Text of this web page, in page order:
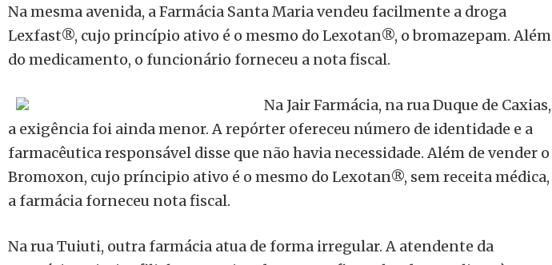
Na mesma avenida, a Farmácia Santa Maria vendeu facilmente a droga
Lexfast®, cujo princípio ativo é o mesmo do Lexotan®, o bromazepam. Além
do medicamento, o funcionário forneceu a nota fiscal.
Na Jair Farmácia, na rua Duque de Caxias,
a exigência foi ainda menor. A repórter ofereceu número de identidade e a
farmacêutica responsável disse que não havia necessidade. Além de vender o
Bromoxon, cujo príncipio ativo é o mesmo do Lexotan®, sem receita médica,
a farmácia forneceu nota fiscal.
Na rua Tuiuti, outra farmácia atua de forma irregular. A atendente da